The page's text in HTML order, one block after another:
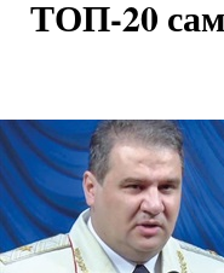
ТОП-20